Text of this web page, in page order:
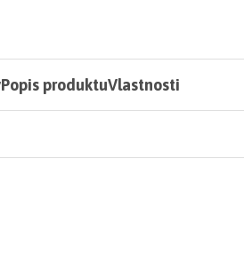
Popis produktuVlastnosti